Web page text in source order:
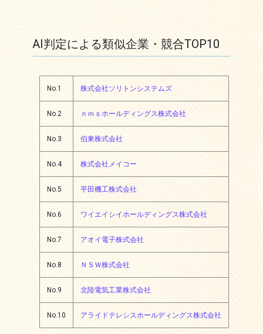
AI判定による類似企業・競合TOP10
No.1 株式会社ソリトンシステムズ
No.2 ｎｍｓホールディングス株式会社
No.3 伯東株式会社
No.4 株式会社メイコー
No.5 平田機工株式会社
No.6 ワイエイシイホールディングス株式会社
No.7 アオイ電子株式会社
No.8 ＮＳＷ株式会社
No.9 北陸電気工業株式会社
No.10 アライドテレシスホールディングス株式会社